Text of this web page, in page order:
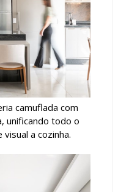
camuflada com
unificando todo o
a cozinha.